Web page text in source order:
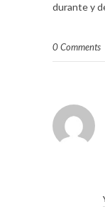
durante y
0 Comments